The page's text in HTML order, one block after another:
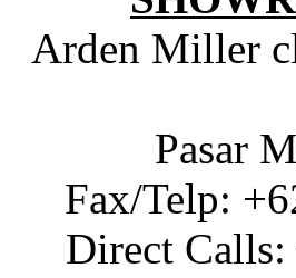
Arden Miller
Pasar
Fax/Telp:
Direct